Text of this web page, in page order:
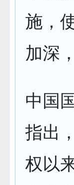
施，
加深
中国
指出
权以